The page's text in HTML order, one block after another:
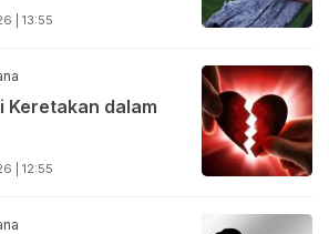
| 13:55
Keretakan dalam
| 12:55